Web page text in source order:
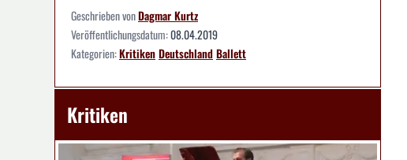
Geschrieben vonDagmar Kurtz
Veröffentlichungsdatum:08.04.2019
Kategorien:KritikenDeutschlandBallett
Kritiken